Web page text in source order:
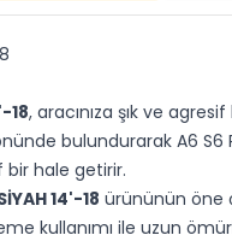
18, aracınıza şık ve
bulundurarak A6 S6
hale getirir.
14'-18 ürününün öne
kullanımı ile uzun